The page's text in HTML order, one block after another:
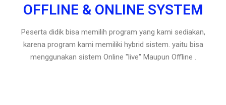
OFFLINE & ONLINE SYSTEM
Peserta didik bisa memilih program yang kami sediakan,
karena program kami memiliki hybrid sistem. yaitu bisa
menggunakan sistem Online "live" Maupun Offline .